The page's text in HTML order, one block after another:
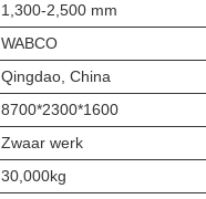
1,300-2,500 mm
WABCO
Qingdao, China
8700*2300*1600
Zwaar werk
30,000kg